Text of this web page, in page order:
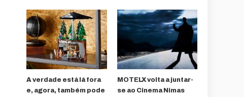
A verdade está lá fora
e, agora, também pode
MOTELX volta a juntar-
se ao Cinema Nimas